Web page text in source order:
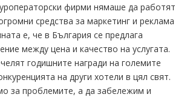
фирми нямаше да работят
средства за маркетинг и реклама
е, че в България се предлага
между цена и качество на услугата.
годишните награди на големите
на други хотели в цял свят.
за проблемите, а да забележим и